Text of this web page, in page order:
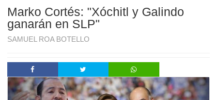
Marko Cortés: "Xóchitl y Galindo
ganarán en SLP"
SAMUEL ROA BOTELLO